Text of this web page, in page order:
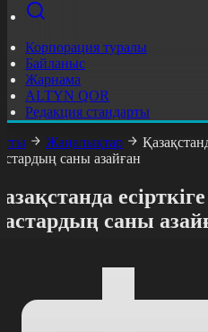
Корпорация туралы
Байланыс
Жарнама
ALTYN QOR
Редакция стандарты
Жаңалықтар
саны азайған
есірткіге
саны